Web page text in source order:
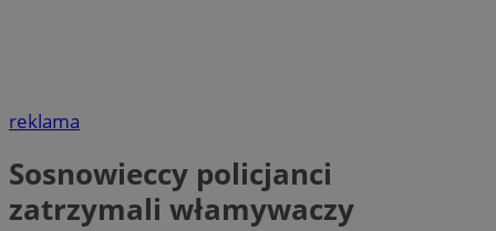
reklama
Sosnowieccy policjanci
zatrzymali włamywaczy